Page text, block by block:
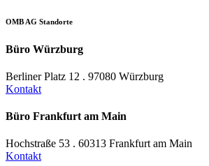
OMB AG Standorte
Büro Würzburg
Berliner Platz 12 . 97080 Würzburg
Kontakt
Büro Frankfurt am Main
Hochstraße 53 . 60313 Frankfurt am Main
Kontakt